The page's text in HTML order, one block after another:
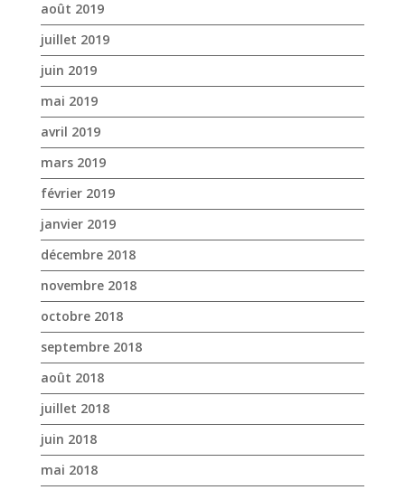
août 2019
juillet 2019
juin 2019
mai 2019
avril 2019
mars 2019
février 2019
janvier 2019
décembre 2018
novembre 2018
octobre 2018
septembre 2018
août 2018
juillet 2018
juin 2018
mai 2018